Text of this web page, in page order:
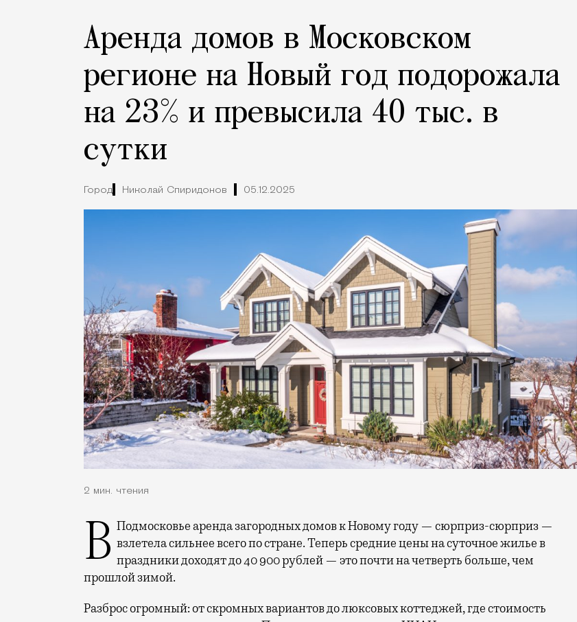
Аренда домов в Московском
регионе на Новый год подорожала
на 23% и превысила 40 тыс. в
сутки
Город Николай Спиридонов 05.12.2025
2 мин. чтения
В Подмосковье аренда загородных домов к Новому году — сюрприз-сюрприз — взлетела сильнее всего по стране. Теперь средние цены на суточное жилье в
праздники доходят до 40 900 рублей — это почти на четверть больше, чем
прошлой зимой.
Разброс огромный: от скромных вариантов до люксовых коттеджей, где стоимость